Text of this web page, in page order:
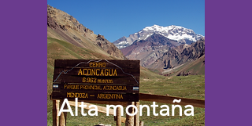
Alta montaña